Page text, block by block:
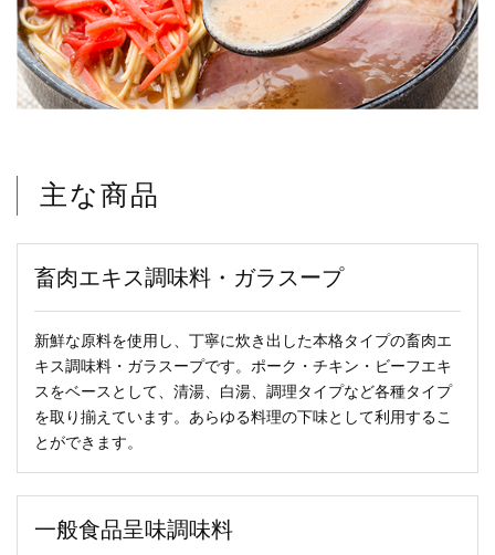
主な商品
畜肉エキス調味料・ ガラスープ
新鮮な原料を使用し、丁寧に炊き出した本格タイプの畜肉エ
キス調味料・ガラスープです。ポーク・チキン・ビーフエキ
スをベースとして、清湯、白湯、調理タイプなど各種タイプ
を取り揃えています。あらゆる料理の下味として利用するこ
とができます。
一般食品呈味調味料